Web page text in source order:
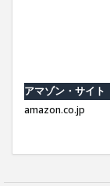
アマゾン・サイト
amazon.co.jp